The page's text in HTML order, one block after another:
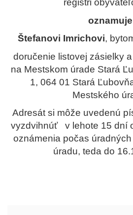
registri
oznamuje
Štefanovi Imrichovi,
doručenie listovej zásielky
na Mestskom úrade Stará
1, 064 01 Stará
Mestského
Adresát si môže uvedenú
vyzdvihnúť v lehote 15 dní
oznámenia počas
úradu, teda do